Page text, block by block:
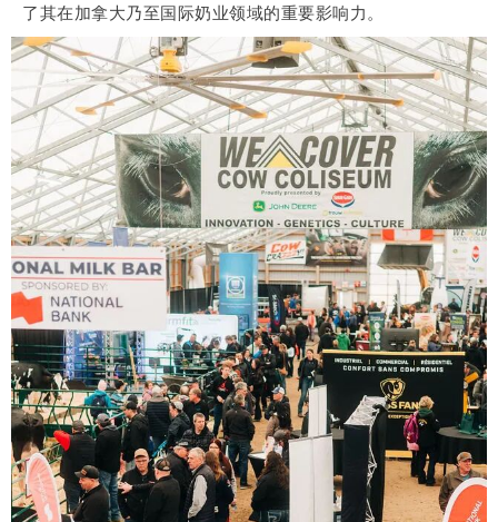
了其在加拿大乃至国际奶业领域的重要影响力。